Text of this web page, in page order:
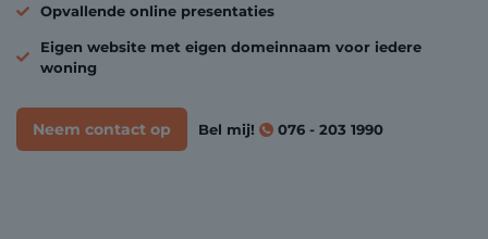
Opvallende online presentaties
Eigen website met eigen domeinnaam voor iedere
woning
Neem contact op Bel mij! 076 - 203 1990